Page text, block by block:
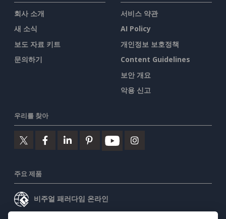
회사 소개
새 소식
보도 자료 키트
문의하기
서비스 약관
AI Policy
개인정보 보호정책
Content Guidelines
보안 개요
악용 신고
우리를 찾아
주요 제품
비주얼 패러다임 온라인